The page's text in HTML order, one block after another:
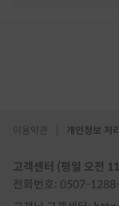
이용약관 개인정보 처
고객센터 (평일 오전
전화번호: 0507-